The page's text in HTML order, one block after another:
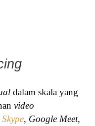
dalam skala yang
video
Skype, Google Meet,